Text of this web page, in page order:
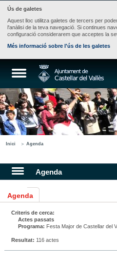
Ús de galetes
Aquest lloc utilitza galetes de tercers per
l'anàlisi de la teva navegació. Si continues
configuració considerarem que acceptes la
Més informació sobre l'ús de les galetes
Inici Agenda
Agenda
Agenda
Criteris de cerca:
Actes passats
Programa: Festa Major de Castellar del
Resultat: 116 actes